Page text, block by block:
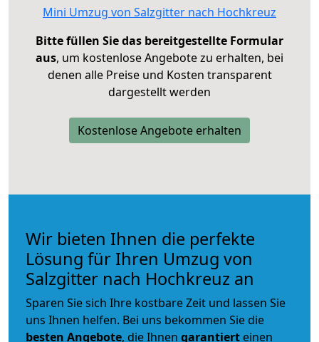
Mini Umzug von Salzgitter nach Hochkreuz
Bitte füllen Sie das bereitgestellte Formular
aus, um kostenlose Angebote zu erhalten, bei
denen alle Preise und Kosten transparent
dargestellt werden
Kostenlose Angebote erhalten
Wir bieten Ihnen die perfekte
Lösung für Ihren Umzug von
Salzgitter nach Hochkreuz an
Sparen Sie sich Ihre kostbare Zeit und lassen Sie
uns Ihnen helfen. Bei uns bekommen Sie die
besten Angebote, die Ihnen garantiert einen